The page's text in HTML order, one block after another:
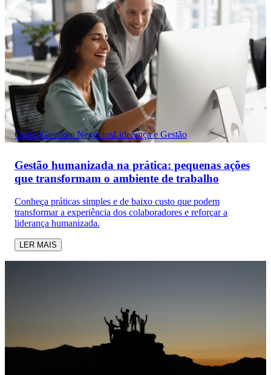
GestãoGestão e NegóciosLiderança e Gestão
Gestão humanizada na prática: pequenas ações
que transformam o ambiente de trabalho
Conheça práticas simples e de baixo custo que podem
transformar a experiência dos colaboradores e reforçar a
liderança humanizada.
LER MAIS